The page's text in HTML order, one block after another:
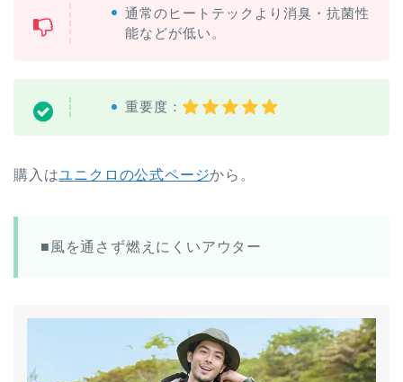
通常のヒートテックより消臭・抗菌性
能などが低い。
重要度：
購入はユニクロの公式ページから。
■風を通さず燃えにくいアウター